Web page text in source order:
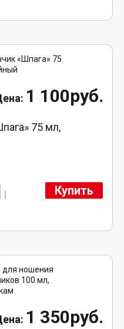
1 100руб.
75 мл,
Купить
1 350руб.